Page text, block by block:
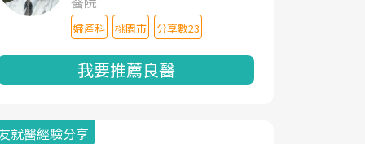
婦產科 桃園市 分享數23
我要推薦良醫
就醫經驗分享